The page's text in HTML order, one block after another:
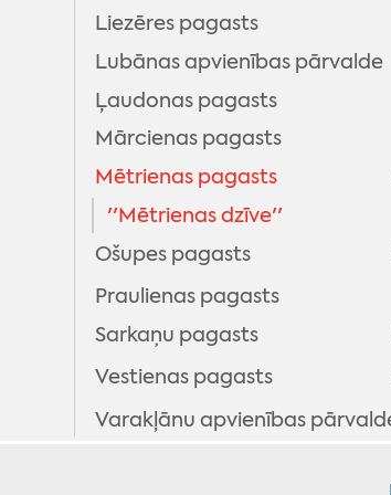
Liezēres pagasts
Lubānas apvienības pārvalde
Ļaudonas pagasts
Mārcienas pagasts
Mētrienas pagasts
''Mētrienas dzīve''
Ošupes pagasts
''Klānu Vēstis''
Praulienas pagasts
Sarkaņu pagasts
''Sarkaņu ziņas''
Vestienas pagasts
Informatīvais izdevums ''Pie
Varakļānu apvienības